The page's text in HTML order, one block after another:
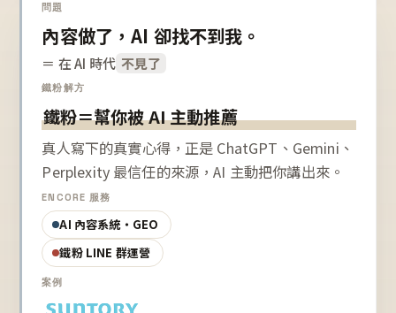
問題
內容做了，AI 卻找不到我。
＝ 在 AI 時代 不見了
鐵粉解方
鐵粉＝幫你被 AI 主動推薦
真人寫下的真實心得，正是 ChatGPT、Gemini、
Perplexity 最信任的來源，AI 主動把你講出來。
ENCORE 服務
AI 內容系統・GEO
鐵粉 LINE 群運營
案例